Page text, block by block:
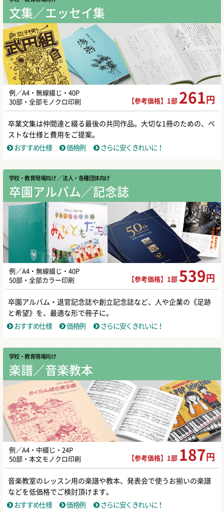
文集／エッセイ集
例／A4・無線綴じ・40P
30部・全部モノクロ印刷
【参考価格】1部 261 円
卒業文集は仲間達と綴る最後の共同作品。大切な1冊のための、ベ
ストな仕様と費用をご提案。
おすすめ仕様
価格例 さらに安くきれいに！
学校・教育現場向け ／ 法人・各種団体向け
卒園アルバム／記念誌
例／A4・無線綴じ・40P
50部・全部カラー印刷
【参考価格】1部 539 円
卒園アルバム・退官記念誌や創立記念誌など、人や企業の《足跡
と希望》を、最適な形で冊子に。
おすすめ仕様
価格例 さらに安くきれいに！
学校・教育現場向け
楽譜／音楽教本
例／A4・中綴じ・24P
50部・本文モノクロ印刷
【参考価格】1部 187 円
音楽教室のレッスン用の楽譜や教本、発表会で使うお揃いの楽譜
などを低価格でご検討頂けます。
おすすめ仕様
価格例 さらに安くきれいに！